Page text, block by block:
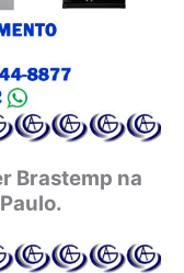
Brastemp na